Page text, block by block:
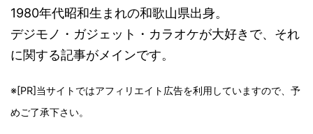
1980年代昭和生まれの和歌山県出身。
デジモノ・ガジェット・カラオケが大好きで、それ
に関する記事がメインです。
※[PR]当サイトではアフィリエイト広告を利用していますので、予
めご了承下さい。